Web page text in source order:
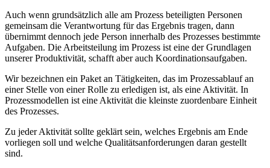
Auch wenn grundsätzlich alle am Prozess beteiligten Personen
gemeinsam die Verantwortung für das Ergebnis tragen, dann
übernimmt dennoch jede Person innerhalb des Prozesses bestimmte
Aufgaben. Die Arbeitsteilung im Prozess ist eine der Grundlagen
unserer Produktivität, schafft aber auch Koordinationsaufgaben.
Wir bezeichnen ein Paket an Tätigkeiten, das im Prozessablauf an
einer Stelle von einer Rolle zu erledigen ist, als eine Aktivität. In
Prozessmodellen ist eine Aktivität die kleinste zuordenbare Einheit
des Prozesses.
Zu jeder Aktivität sollte geklärt sein, welches Ergebnis am Ende
vorliegen soll und welche Qualitätsanforderungen daran gestellt
sind.